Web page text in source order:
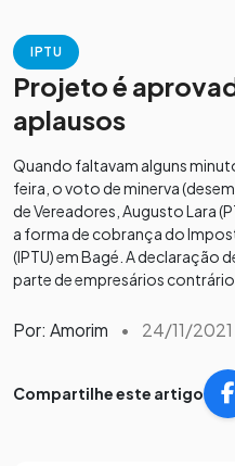
IPTU
Projeto é
aplausos
Quando faltavam alguns
feira, o voto de minerva
de Vereadores, Augusto Lara
a forma de cobrança do
(IPTU) em Bagé. A declaração
parte de empresários
Por: Amorim • 24/11/2021
Compartilhe este artigo